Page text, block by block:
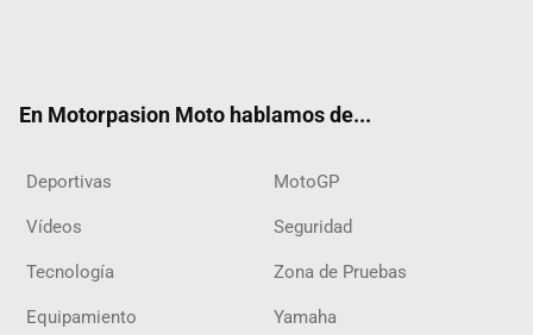
En Motorpasion Moto hablamos de...
Deportivas MotoGP
Vídeos Seguridad
Tecnología Zona de Pruebas
Equipamiento Yamaha